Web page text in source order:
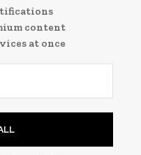
content
at once